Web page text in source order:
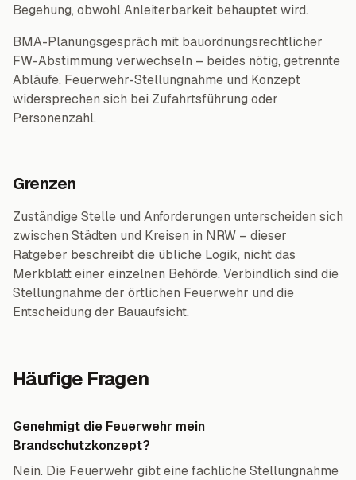
Begehung, obwohl Anleiterbarkeit behauptet wird.
BMA-Planungsgespräch mit bauordnungsrechtlicher
FW-Abstimmung verwechseln – beides nötig, getrennte
Abläufe. Feuerwehr-Stellungnahme und Konzept
widersprechen sich bei Zufahrtsführung oder
Personenzahl.
Grenzen
Zuständige Stelle und Anforderungen unterscheiden sich
zwischen Städten und Kreisen in NRW – dieser
Ratgeber beschreibt die übliche Logik, nicht das
Merkblatt einer einzelnen Behörde. Verbindlich sind die
Stellungnahme der örtlichen Feuerwehr und die
Entscheidung der Bauaufsicht.
Häufige Fragen
Genehmigt die Feuerwehr mein
Brandschutzkonzept?
Nein. Die Feuerwehr gibt eine fachliche Stellungnahme